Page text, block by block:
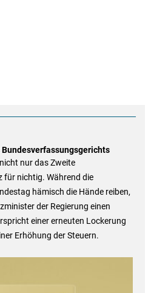
nur das Zweite
nichtig. Während die
hämisch die Hände reiben,
der Regierung einen
einer erneuten Lockerung
Erhöhung der Steuern.